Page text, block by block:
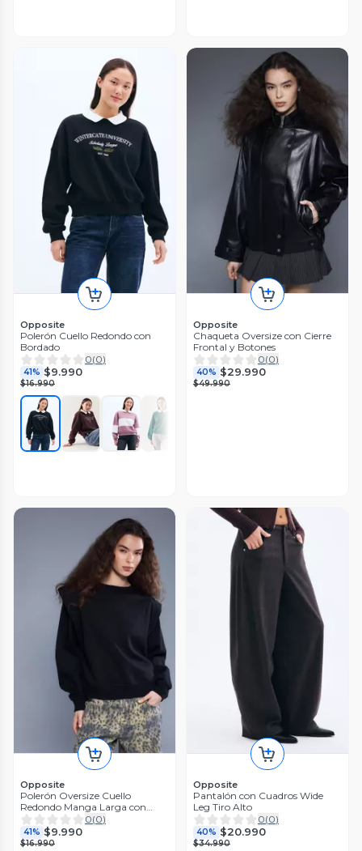
Opposite
Polerón Cuello Redondo con
Bordado
0(0)
41% $9.990
$16.990
Opposite
Chaqueta Oversize con Cierre
Frontal y Botones
0(0)
40% $29.990
$49.990
Opposite
Polerón Oversize Cuello
Redondo Manga Larga con
Hombreras
0(0)
41% $9.990
$16.990
Opposite
Pantalón con Cuadros Wide
Leg Tiro Alto
0(0)
40% $20.990
$34.990